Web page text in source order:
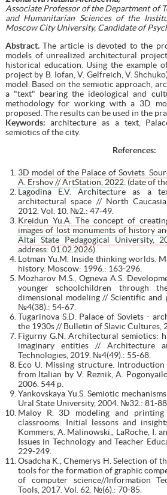
Associate Professor of the Department of
and Humanitarian Sciences of the
Moscow City University, Candidate of
Abstract.The article is devoted to the
models of unrealized architectural
historical education. Using the example
project by B. Iofan, V. Gelfreich, V.
model. Based on the semiotic approach,
a "text" bearing the ideological and
methodology for working with a 3D
proposed. The results can be used in the
Keywords:architecture as a text,
semiotics of the city.
References:
3D model of the Palace of Soviets.
A. Ershov // ArtStation, 2022. (date of
Lagodina E.V. Architecture as a
architectural space // North
2012. Vol. 10. №2.: 47-49.
Kreidun Yu.A. The concept of
images of lost monuments of history
Altai State Pedagogical University,
address: 01.02.2026).
Lotman Yu.M. Inside thinking worlds.
history. Moscow: 1996.: 163-296.
Mozharov M.S., Ogneva A.S.
younger schoolchildren through
dimensional modeling // Scientific and
№4(38).: 54-67.
Tugarinova S.D. Palace of Soviets -
the 1930s // Bulletin of Slavic Cultures,
Figurny G.N. Architectural semiotics:
imaginary entities // Architecture
Technologies, 2019. №4(49).: 55-68.
Eco U. Missing structure.
from Italian by V. Reznik, A.
2006. 544 p.
Yankovskaya Yu.S. Semiotic
Ural State University, 2004. №32.: 81-88.
Maloy R. 3D modeling and
classrooms: Initial lessons and
Kommers, A. Malinowski,, LaRoche, I.
Issues in Technology and Teacher
229-249.
Osadcha K., Chemerys H. Selection of
tools for the formation of graphic
of computer science//Information
Tools, 2017. Vol. 62. №(6).: 70-85.